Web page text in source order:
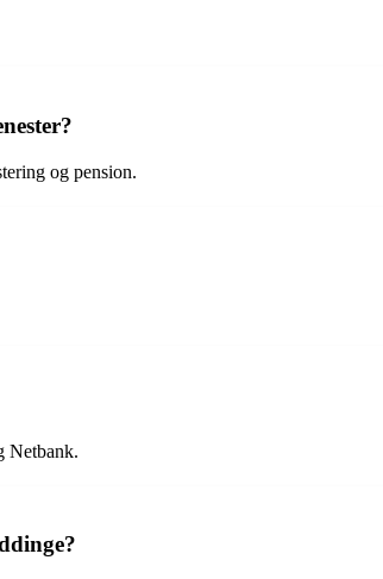
og pension.
Netbank.